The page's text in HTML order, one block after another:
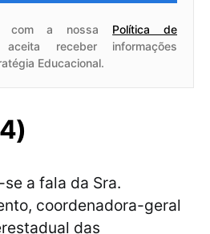
com a nossa Política de
receber informações
Educacional.
a fala da Sra.
coordenadora-geral
das